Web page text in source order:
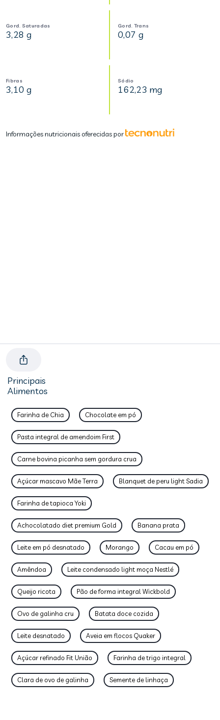
Gord. Saturadas
3,28 g
Gord. Trans
0,07 g
Fibras
3,10 g
Sódio
162,23 mg
Informações nutricionais oferecidas por
Principais
Alimentos
Farinha de Chia Chocolate em pó
Pasta integral de amendoim First
Carne bovina picanha sem gordura crua
Açúcar mascavo Mãe Terra Blanquet de peru light Sadia
Farinha de tapioca Yoki
Achocolatado diet premium Gold Banana prata
Leite em pó desnatado Morango Cacau em pó
Amêndoa Leite condensado light moça Nestlé
Queijo ricota Pão de forma integral Wickbold
Ovo de galinha cru Batata doce cozida
Leite desnatado Aveia em flocos Quaker
Açúcar refinado Fit União Farinha de trigo integral
Clara de ovo de galinha Semente de linhaça